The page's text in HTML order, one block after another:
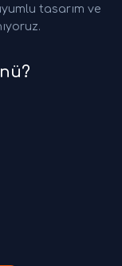
tasarım ve